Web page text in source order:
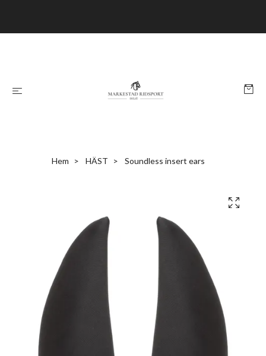
Hem HÄST Soundless insert ears